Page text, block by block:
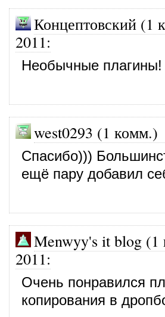
Концептовский
2011:
Необычные
west0293 (1 комм.)
Спасибо)))
ещё пару добавил
Menwyy's it blog (1
2011:
Очень понравился
копирования в